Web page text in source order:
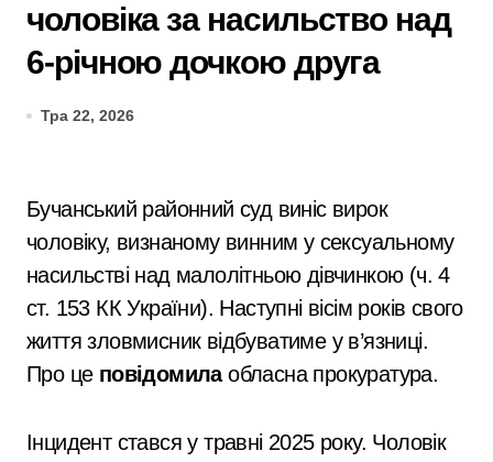
чоловіка за насильство над
6-річною дочкою друга
Тра 22, 2026
Бучанський районний суд виніс вирок
чоловіку, визнаному винним у сексуальному
насильстві над малолітньою дівчинкою (ч. 4
ст. 153 КК України). Наступні вісім років свого
життя зловмисник відбуватиме у в’язниці.
Про це повідомилаобласна прокуратура.
Інцидент стався у травні 2025 року. Чоловік